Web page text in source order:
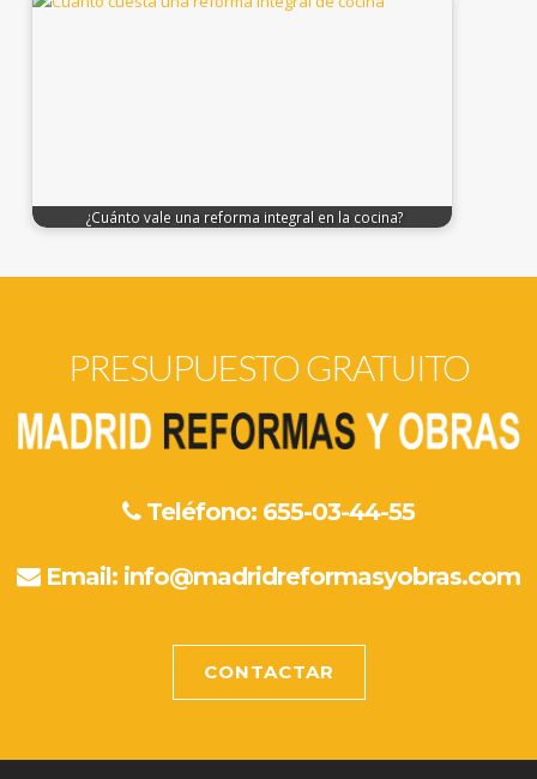
¿Cuánto vale una reforma integral en la cocina?
PRESUPUESTO GRATUITO
Teléfono: 655-03-44-55
Email: info@madridreformasyobras.com
CONTACTAR